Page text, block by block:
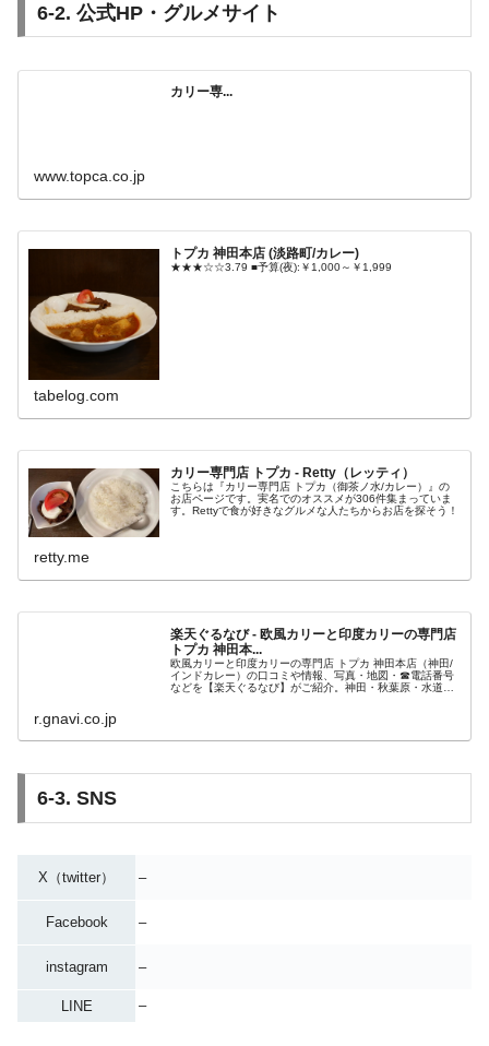
6-2. 公式HP・グルメサイト
カリー専...
www.topca.co.jp
トプカ 神田本店 (淡路町/カレー)
★★★☆☆3.79 ■予算(夜):￥1,000～￥1,999
tabelog.com
カリー専門店 トプカ - Retty（レッティ）
こちらは『カリー専門店 トプカ（御茶ノ水/カレー）』の
お店ページです。実名でのオススメが306件集まっていま
す。Rettyで食が好きなグルメな人たちからお店を探そう！
retty.me
楽天ぐるなび - 欧風カリーと印度カリーの専門店
トプカ 神田本...
欧風カリーと印度カリーの専門店 トプカ 神田本店（神田/
インドカレー）の口コミや情報、写真・地図・☎電話番号
などを【楽天ぐるなび】がご紹介。神田・秋葉原・水道橋
r.gnavi.co.jp
6-3. SNS
X（twitter） –
Facebook –
instagram –
LINE –